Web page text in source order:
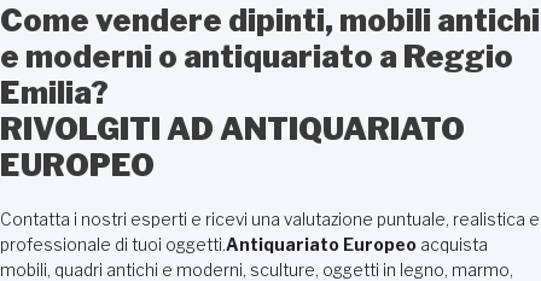
Come vendere dipinti, mobili antichi
e moderni o antiquariato a Reggio
Emilia?
RIVOLGITI AD ANTIQUARIATO
EUROPEO
Contatta i nostri esperti e ricevi una valutazione puntuale, realistica e
professionale di tuoi oggetti.Antiquariato Europeo acquista
mobili, quadri antichi e moderni, sculture, oggetti in legno, marmo,